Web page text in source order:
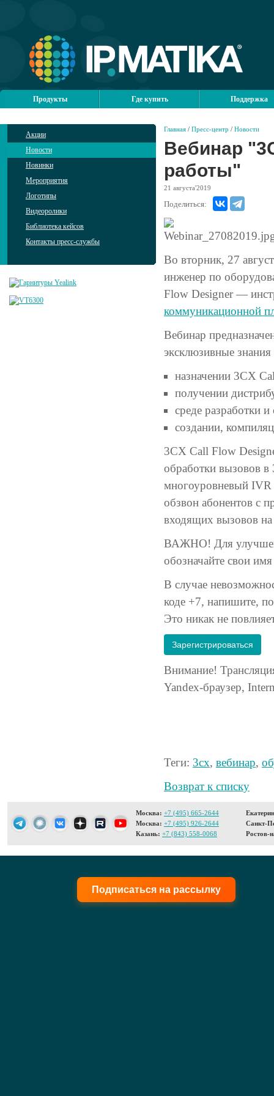
Продукты Где купить Поддержка
Акции
Новости
Новинки
Мероприятия
Логотипы
Видеоролики
Библиотека кейсов
Контакты пресс-службы
Главная / Пресс-центр / Новости
Вебинар
работы"
21 августа'2019
Поделиться:
Во вторник, 27
инженер по
Flow Designer —
коммуникационной
Вебинар
эксклюзивные знания
назначении 3CX
получении
среде разработки
создании,
3CX Call Flow
обработки вызовов
многоуровневый IVR
обзвон абонентов с
входящих вызовов на
ВАЖНО! Для
обозначайте свои
В случае
коде +7, напишите,
Это никак не
Зарегистрироваться
Внимание!
Yandex-браузер,
Теги: 3cx, вебинар,
Возврат к списку
Москва: +7 (495) 665-2644
Москва: +7 (495) 926-2644
Казань: +7 (843) 558-0068
Санкт-
Ростов-
Подписаться на рассылку